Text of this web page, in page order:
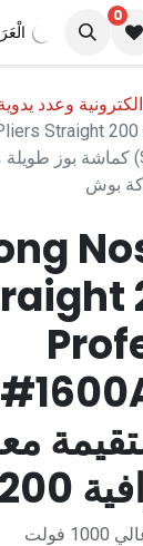
0
وعدد
Straight